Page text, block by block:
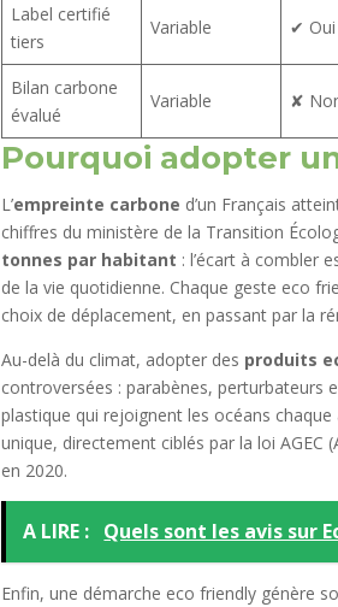
Label certifié
tiers
Variable ✔ Oui
Bilan carbone
évalué
Variable ✘
Pourquoi adopter
L’empreinte carbone d’un Français
chiffres du ministère de la Transition
tonnes par habitant : l’écart à combler
de la vie quotidienne. Chaque geste eco
choix de déplacement, en passant par la
Au-delà du climat, adopter des produits
controversées : parabènes, perturbateurs
plastique qui rejoignent les océans
unique, directement ciblés par la loi AGEC
en 2020.
A LIRE : Quels sont les avis sur
Enfin, une démarche eco friendly génère